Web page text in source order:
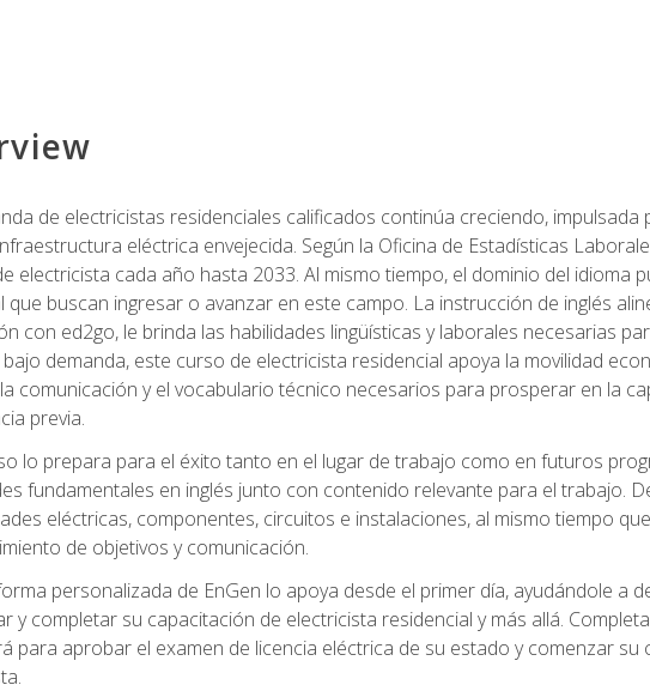
de electricistas residenciales calificados continúa creciendo,
eléctrica envejecida. Según la Oficina de Estadísticas
electricista cada año hasta 2033. Al mismo tiempo, el dominio del
que buscan ingresar o avanzar en este campo. La instrucción de inglés
con ed2go, le brinda las habilidades lingüísticas y laborales necesarias
bajo demanda, este curso de electricista residencial apoya la movilidad
comunicación y el vocabulario técnico necesarios para prosperar en la
previa.
lo prepara para el éxito tanto en el lugar de trabajo como en futuros
fundamentales en inglés junto con contenido relevante para el trabajo.
eléctricas, componentes, circuitos e instalaciones, al mismo tiempo
de objetivos y comunicación.
personalizada de EnGen lo apoya desde el primer día, ayudándole a
y completar su capacitación de electricista residencial y más allá.
para aprobar el examen de licencia eléctrica de su estado y comenzar